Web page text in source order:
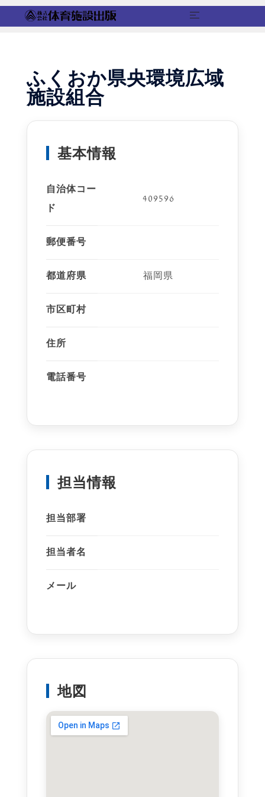
コ
ン
ふくおか県央環境広域
施設組合
基本情報
自治体コー
ド
409596
郵便番号
都道府県 福岡県
市区町村
住所
電話番号
担当情報
担当部署
担当者名
メール
地図